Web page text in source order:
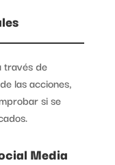
través de
las acciones,
si se
Media